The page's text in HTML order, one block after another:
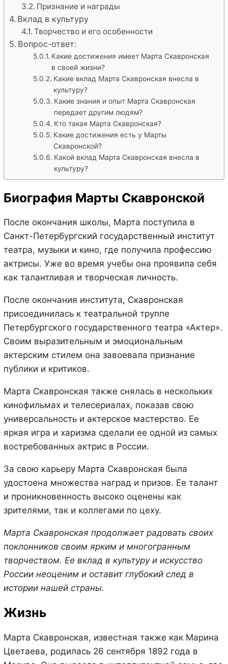
Признание и награды
Вклад в культуру
Творчество и его особенности
Вопрос-ответ:
Какие достижения имеет Марта Скавронская
в своей жизни?
Какие вклад Марта Скавронская внесла в
культуру?
Какие знания и опыт Марта Скавронская
передает другим людям?
Кто такая Марта Скавронская?
Какие достижения есть у Марты
Скавронской?
Какой вклад Марта Скавронская внесла в
культуру?
Биография Марты Скавронской
После окончания школы, Марта поступила в
Санкт-Петербургский государственный институт
театра, музыки и кино, где получила профессию
актрисы. Уже во время учебы она проявила себя
как талантливая и творческая личность.
После окончания института, Скавронская
присоединилась к театральной труппе
Петербургского государственного театра «Актер».
Своим выразительным и эмоциональным
актерским стилем она завоевала признание
публики и критиков.
Марта Скавронская также снялась в нескольких
кинофильмах и телесериалах, показав свою
универсальность и актерское мастерство. Ее
яркая игра и харизма сделали ее одной из самых
востребованных актрис в России.
За свою карьеру Марта Скавронская была
удостоена множества наград и призов. Ее талант
и проникновенность высоко оценены как
зрителями, так и коллегами по цеху.
Марта Скавронская продолжает радовать своих
поклонников своим ярким и многогранным
творчеством. Ее вклад в культуру и искусство
России неоценим и оставит глубокий след в
истории нашей страны.
Жизнь
Марта Скавронская, известная также как Марина
Цветаева, родилась 26 сентября 1892 года в